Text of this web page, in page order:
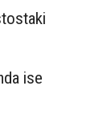
ise